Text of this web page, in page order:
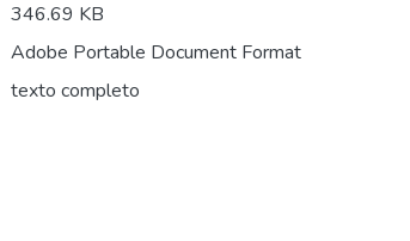
346.69 KB
Adobe Portable Document Format
texto completo